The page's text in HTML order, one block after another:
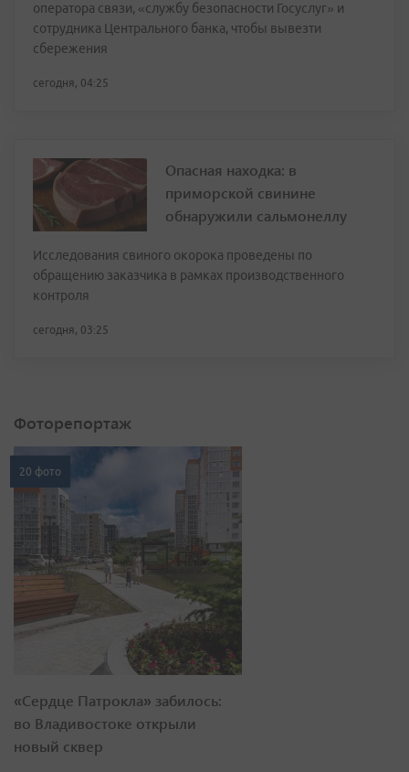
оператора связи, «службу безопасности Госуслуг» и
сотрудника Центрального банка, чтобы вывезти
сбережения
сегодня, 04:25
Опасная находка: в
приморской свинине
обнаружили сальмонеллу
Исследования свиного окорока проведены по
обращению заказчика в рамках производственного
контроля
сегодня, 03:25
Фоторепортаж
20 фото
«Сердце Патрокла» забилось:
во Владивостоке открыли
новый сквер